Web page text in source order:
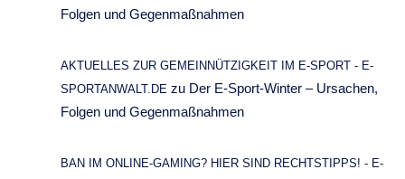
Folgen und Gegenmaßnahmen
AKTUELLES ZUR GEMEINNÜTZIGKEIT IM E-SPORT - E-
SPORTANWALT.DE zu Der E-Sport-Winter – Ursachen,
Folgen und Gegenmaßnahmen
BAN IM ONLINE-GAMING? HIER SIND RECHTSTIPPS! - E-